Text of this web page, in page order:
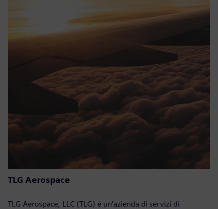
TLG Aerospace
TLG Aerospace, LLC (TLG) è un'azienda di servizi di